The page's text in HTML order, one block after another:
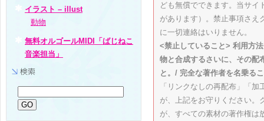
ども無償でできます。当サイ
があります）。禁止事項さえ
に一切連絡はいりません。
<禁止していること> 利用方
物と合成するさいに、その配
と。/ 完全な著作者を名乗る
「リンクなしの再配布」「
が、上記をお守りください。
が、すべての素材の著作権は
イラスト – illust
動物
無料オルゴールMIDI「ばじねこ
音楽担当」